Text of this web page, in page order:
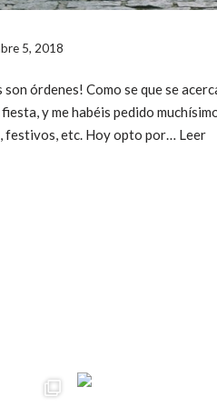
5, 2018
órdenes! Como se que se
y me habéis pedido
festivos, etc. Hoy opto por… Leer